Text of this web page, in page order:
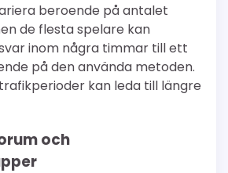
beroende på antalet
de flesta spelare kan
inom några timmar till ett
på den använda metoden.
kan leda till längre
och